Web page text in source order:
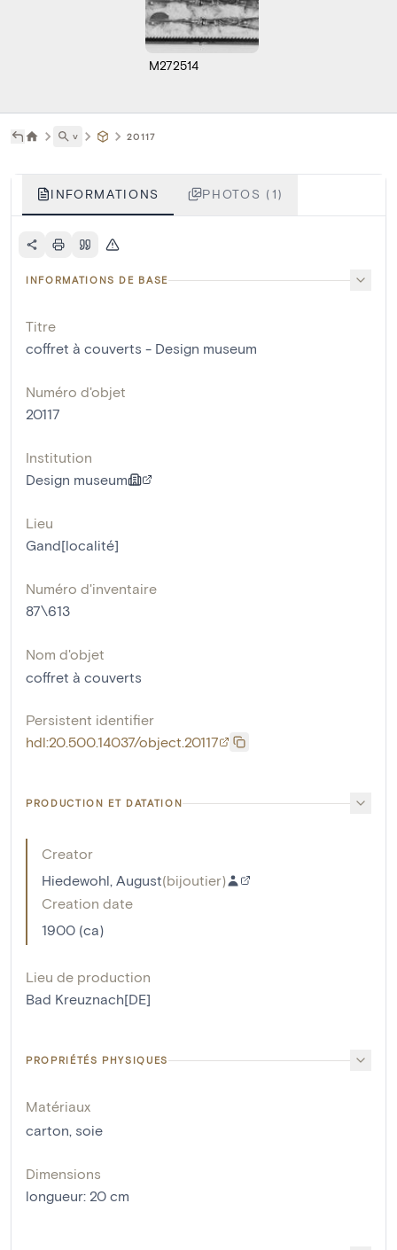
M272514
˅ 20117
INFORMATIONS PHOTOS (1)
INFORMATIONS DE BASE
Titre
coffret à couverts - Design museum
Numéro d'objet
20117
Institution
Design museum
Lieu
Gand[localité]
Numéro d'inventaire
87\613
Nom d'objet
coffret à couverts
Persistent identifier
hdl:20.500.14037/object.20117
PRODUCTION ET DATATION
Creator
Hiedewohl, August(bijoutier)
Creation date
1900 (ca)
Lieu de production
Bad Kreuznach[DE]
PROPRIÉTÉS PHYSIQUES
Matériaux
carton, soie
Dimensions
longueur: 20 cm